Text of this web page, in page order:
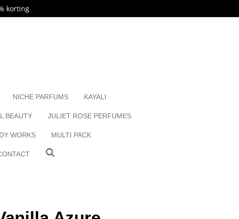
korting
NICHE PARFUMS KAYALI
BEAUTY JULIET ROSE PERFUMES
WORKS MULTI PACK